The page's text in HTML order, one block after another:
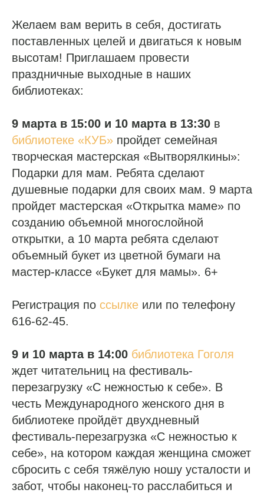
Желаем вам верить в себя, достигать
поставленных целей и двигаться к новым
высотам! Приглашаем провести
праздничные выходные в наших
библиотеках:
9 марта в 15:00 и 10 марта в 13:30 в
библиотеке «КУБ» пройдет семейная
творческая мастерская «Вытворялкины»:
Подарки для мам. Ребята сделают
душевные подарки для своих мам. 9 марта
пройдет мастерская «Открытка маме» по
созданию объемной многослойной
открытки, а 10 марта ребята сделают
объемный букет из цветной бумаги на
мастер-классе «Букет для мамы». 6+
Регистрация по ссылке или по телефону
616-62-45.
9 и 10 марта в 14:00 библиотека Гоголя
ждет читательниц на фестиваль-
перезагрузку «С нежностью к себе». В
честь Международного женского дня в
библиотеке пройдёт двухдневный
фестиваль-перезагрузка «С нежностью к
себе», на котором каждая женщина сможет
сбросить с себя тяжёлую ношу усталости и
забот, чтобы наконец-то расслабиться и